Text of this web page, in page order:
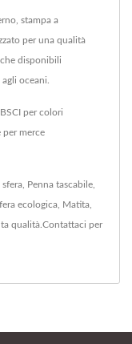
stampa a
per una qualità
disponibili
oceani.
per colori
per merce
sfera, Penna tascabile,
ecologica, Matita,
qualità.Contattaci per